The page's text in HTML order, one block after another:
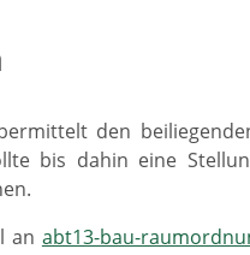
den
bis dahin eine
an abt13-bau-